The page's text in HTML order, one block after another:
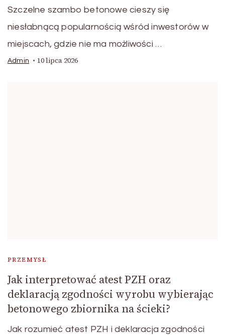
Szczelne szambo betonowe cieszy się
niesłabnącą popularnością wśród inwestorów w
miejscach, gdzie nie ma możliwości …
Admin 10 lipca 2026
PRZEMYSŁ
Jak interpretować atest PZH oraz
deklaracją zgodności wyrobu wybierając
betonowego zbiornika na ścieki?
Jak rozumieć atest PZH i deklaracja zgodności